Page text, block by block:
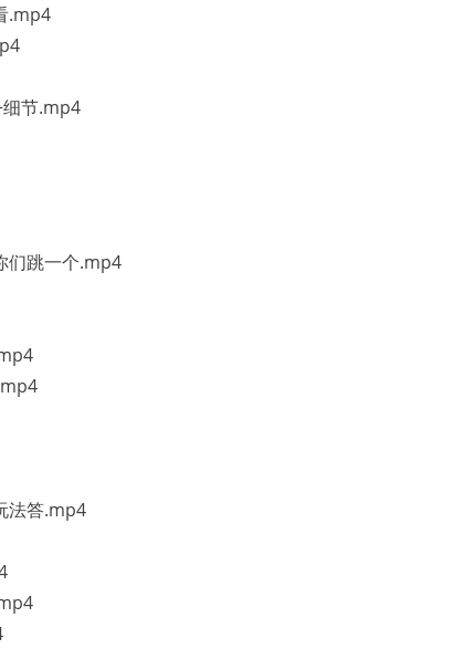
.mp4
细节.mp4
们跳一个.mp4
法答.mp4